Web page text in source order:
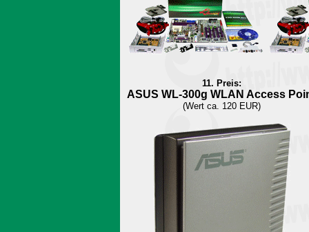
11. Preis:
ASUS WL-300g WLAN Access
(Wert ca. 120 EUR)